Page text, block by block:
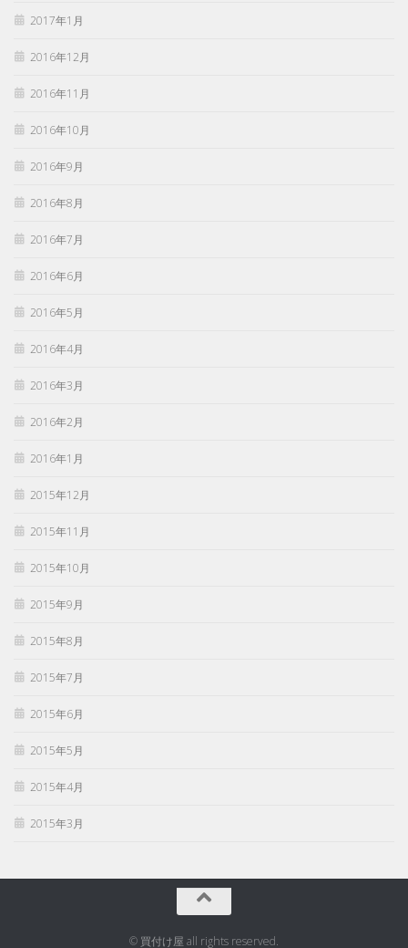
2017年1月
2016年12月
2016年11月
2016年10月
2016年9月
2016年8月
2016年7月
2016年6月
2016年5月
2016年4月
2016年3月
2016年2月
2016年1月
2015年12月
2015年11月
2015年10月
2015年9月
2015年8月
2015年7月
2015年6月
2015年5月
2015年4月
2015年3月
© 買付け屋 all rights reserved.